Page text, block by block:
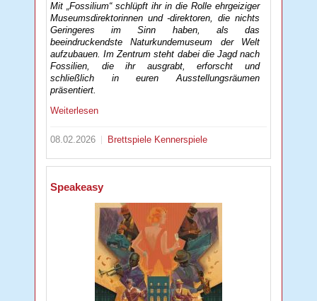
Mit „Fossilium“ schlüpft ihr in die Rolle ehrgeiziger
Museumsdirektorinnen und -direktoren, die nichts
Geringeres im Sinn haben, als das
beeindruckendste Naturkundemuseum der Welt
aufzubauen. Im Zentrum steht dabei die Jagd nach
Fossilien, die ihr ausgrabt, erforscht und
schließlich in euren Ausstellungsräumen
präsentiert.
Weiterlesen
08.02.2026 Brettspiele Kennerspiele
Speakeasy